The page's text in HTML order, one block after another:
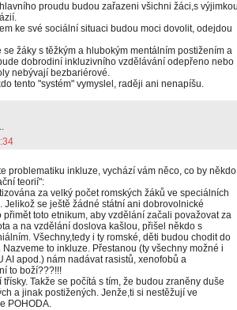
proudu budou zařazeni všichni žáci,s
ke své sociální situaci budou moci dovolit, odejdou
se žáky s těžkým a hlubokým mentálním postižením a
dobrodiní inkluzivního vzdělávání odepřeno nebo
nebývají bezbariérové.
tento "systém" vymyslel, raději ani nenapíšu.
problematiku inkluze, vychází vám něco, co by někdo
teorií":
za velký počet romských žáků ve speciálních
Jelikož se ještě žádné státní ani dobrovolnické
toto etnikum, aby vzdělání začali považovat za
a na vzdělání doslova kašlou, přišel někdo s
Všechny,tedy i ty romské, děti budou chodit do
to inkluze. Přestanou (ty všechny možné i
AI apod.) nám nadávat rasistů, xenofobů a
to boží???!!!
třísky. Takže se počítá s tím, že budou zraněny duše
a jinak postižených. Jenže,ti si nestěžují ve
POHODA.